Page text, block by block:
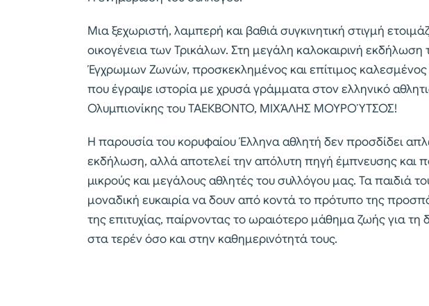
Μια ξεχωριστή, λαμπερή και βαθιά συγκινητική στιγμή
οικογένεια των Τρικάλων. Στη μεγάλη καλοκαιρινή εκδήλωση
Έγχρωμων Ζωνών, προσκεκλημένος και επίτιμος
που έγραψε ιστορία με χρυσά γράμματα στον ελληνικό
Ολυμπιονίκης του ΤΑΕΚΒΟΝΤΟ, ΜΙΧΆΛΗΣ ΜΟΥΡΟΎΤΣΟΣ!
Η παρουσία του κορυφαίου Έλληνα αθλητή δεν προσδίδει
εκδήλωση, αλλά αποτελεί την απόλυτη πηγή έμπνευσης και
μικρούς και μεγάλους αθλητές του συλλόγου μας. Τα παιδιά
μοναδική ευκαιρία να δουν από κοντά το πρότυπο της
της επιτυχίας, παίρνοντας το ωραιότερο μάθημα ζωής για τη
στα τερέν όσο και στην καθημερινότητά τους.